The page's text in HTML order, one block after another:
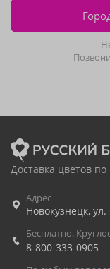
Доставка цветов
Адрес
Новокузнецк, ул.
Бесплатно.
8-800-333-0905